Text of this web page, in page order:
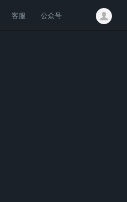
客服 公众号